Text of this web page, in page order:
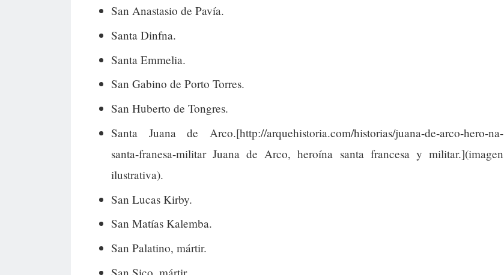
San Anastasio de Pavía.
Santa Dinfna.
Santa Emmelia.
San Gabino de Porto Torres.
San Huberto de Tongres.
Santa Juana de Arco.[http://arquehistoria.com/historias/juana-de-arco-hero-na-
santa-franesa-militar Juana de Arco, heroína santa francesa y militar.](imagen
ilustrativa).
San Lucas Kirby.
San Matías Kalemba.
San Palatino, mártir.